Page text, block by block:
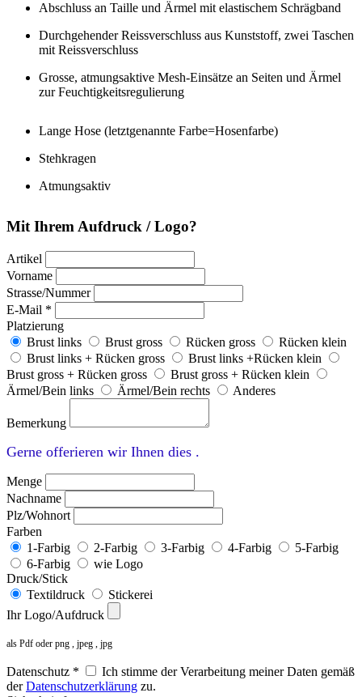
Abschluss an Taille und Ärmel mit elastischem Schrägband
Durchgehender Reissverschluss aus Kunststoff, zwei Taschen
mit Reissverschluss
Grosse, atmungsaktive Mesh-Einsätze an Seiten und Ärmel
zur Feuchtigkeitsregulierung
Lange Hose (letztgenannte Farbe=Hosenfarbe)
Stehkragen
Atmungsaktiv
Mit Ihrem Aufdruck / Logo?
Artikel
Vorname
Strasse/Nummer
E-Mail *
Platzierung
Brust links
Brust gross Rücken gross
Rücken klein
Brust links + Rücken gross
Brust links +Rücken klein
Brust gross + Rücken gross
Brust gross + Rücken klein
Ärmel/Bein links
Ärmel/Bein rechts Anderes
Bemerkung
Gerne offerieren wir Ihnen dies .
Menge
Nachname
Plz/Wohnort
Farben
1-Farbig
2-Farbig 3-Farbig 4-Farbig
5-Farbig
6-Farbig
wie Logo
Druck/Stick
Textildruck
Stickerei
Ihr Logo/Aufdruck
als Pdf oder png , jpeg , jpg
Datenschutz *
Ich stimme der Verarbeitung meiner Daten gemäß
derDatenschutzerklärung zu.